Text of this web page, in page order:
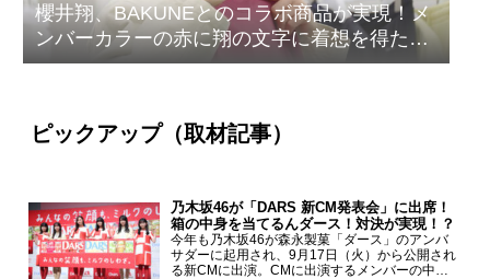
櫻井翔、BAKUNEとのコラボ商品が実現！メ
ンバーカラーの赤に翔の文字に着想を得たデ
ザイン
ピックアップ（取材記事）
乃木坂46が「DARS 新CM発表会」に出席！
箱の中身を当てるんダース！対決が実現！？
今年も乃木坂46が森永製菓「ダース」のアンバ
サダーに起用され、9月17日（火）から公開され
る新CMに出演。CMに出演するメンバーの中か